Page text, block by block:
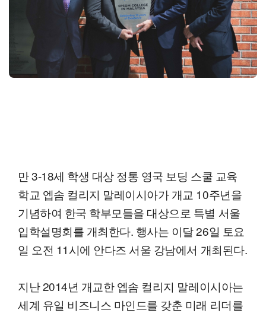
만 3-18세 학생 대상 정통 영국 보딩 스쿨 교육
학교 엡솜 컬리지 말레이시아가 개교 10주년을
기념하여 한국 학부모들을 대상으로 특별 서울
입학설명회를 개최한다. 행사는 이달 26일 토요
일 오전 11시에 안다즈 서울 강남에서 개최된다.
지난 2014년 개교한 엡솜 컬리지 말레이시아는
세계 유일 비즈니스 마인드를 갖춘 미래 리더를